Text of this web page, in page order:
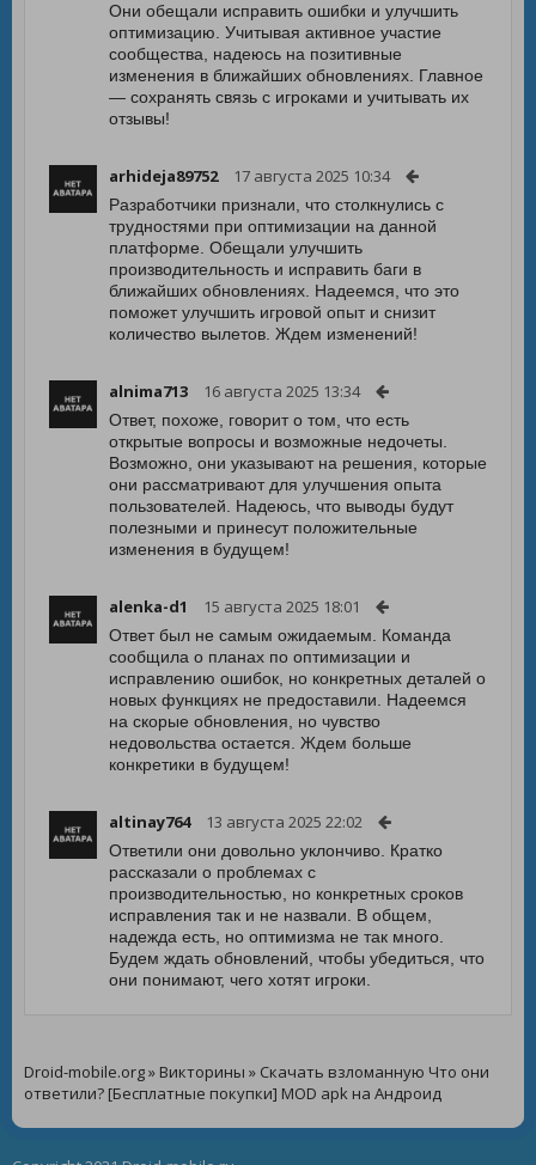
Они обещали исправить ошибки и улучшить
оптимизацию. Учитывая активное участие
сообщества, надеюсь на позитивные
изменения в ближайших обновлениях. Главное
— сохранять связь с игроками и учитывать их
отзывы!
arhideja89752 17 августа 2025 10:34
Разработчики признали, что столкнулись с
трудностями при оптимизации на данной
платформе. Обещали улучшить
производительность и исправить баги в
ближайших обновлениях. Надеемся, что это
поможет улучшить игровой опыт и снизит
количество вылетов. Ждем изменений!
alnima713 16 августа 2025 13:34
Ответ, похоже, говорит о том, что есть
открытые вопросы и возможные недочеты.
Возможно, они указывают на решения, которые
они рассматривают для улучшения опыта
пользователей. Надеюсь, что выводы будут
полезными и принесут положительные
изменения в будущем!
alenka-d1 15 августа 2025 18:01
Ответ был не самым ожидаемым. Команда
сообщила о планах по оптимизации и
исправлению ошибок, но конкретных деталей о
новых функциях не предоставили. Надеемся
на скорые обновления, но чувство
недовольства остается. Ждем больше
конкретики в будущем!
altinay764 13 августа 2025 22:02
Ответили они довольно уклончиво. Кратко
рассказали о проблемах с
производительностью, но конкретных сроков
исправления так и не назвали. В общем,
надежда есть, но оптимизма не так много.
Будем ждать обновлений, чтобы убедиться, что
они понимают, чего хотят игроки.
Droid-mobile.org» Викторины » Скачать взломанную Что они
ответили? [Бесплатные покупки] MOD apk на Андроид